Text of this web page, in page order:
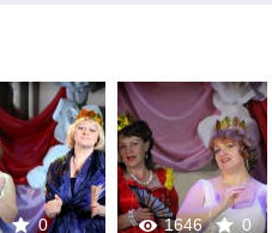
0
1646
0